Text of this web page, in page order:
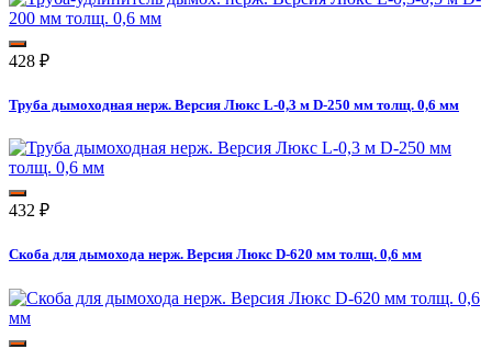
428 ₽
Труба дымоходная нерж. Версия Люкс L-0,3 м D-250 мм толщ. 0,6 мм
432 ₽
Скоба для дымохода нерж. Версия Люкс D-620 мм толщ. 0,6 мм